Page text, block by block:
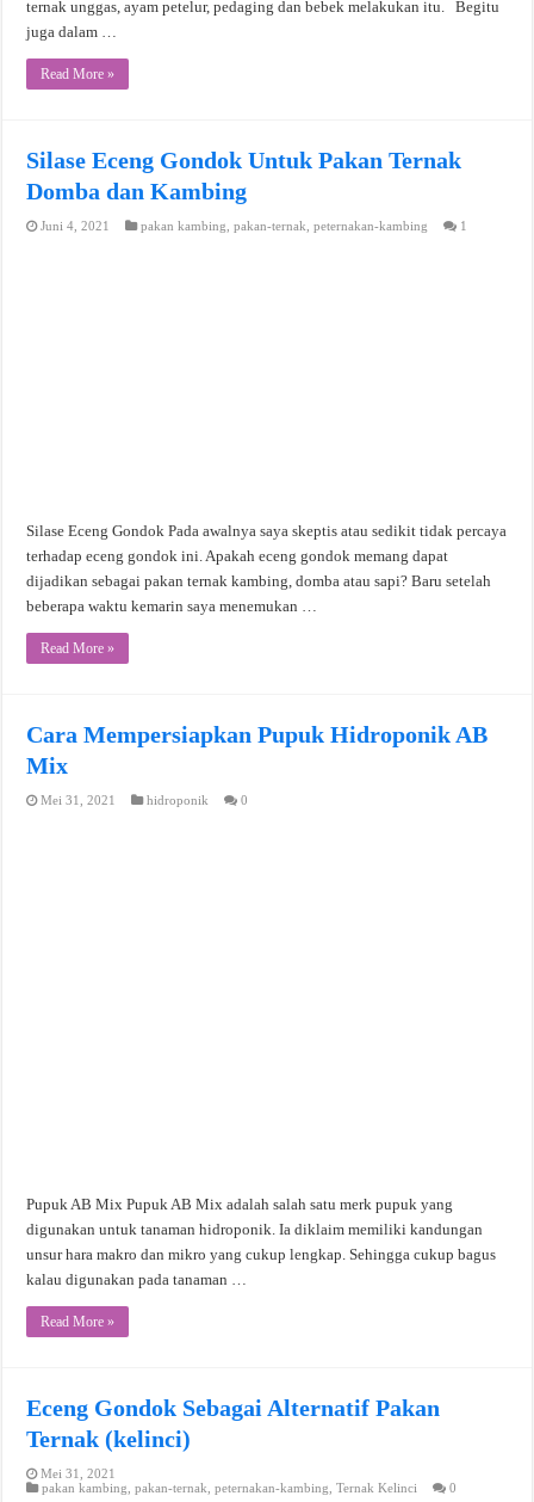
ternak unggas, ayam petelur, pedaging dan bebek melakukan itu. Begitu
juga dalam …
Read More »
Silase Eceng Gondok Untuk Pakan Ternak
Domba dan Kambing
Juni 4, 2021 pakan kambing ,pakan-ternak ,peternakan-kambing 1
Silase Eceng Gondok Pada awalnya saya skeptis atau sedikit tidak percaya
terhadap eceng gondok ini. Apakah eceng gondok memang dapat
dijadikan sebagai pakan ternak kambing, domba atau sapi? Baru setelah
beberapa waktu kemarin saya menemukan …
Read More »
Cara Mempersiapkan Pupuk Hidroponik AB
Mix
Mei 31, 2021 hidroponik 0
Pupuk AB Mix Pupuk AB Mix adalah salah satu merk pupuk yang
digunakan untuk tanaman hidroponik. Ia diklaim memiliki kandungan
unsur hara makro dan mikro yang cukup lengkap. Sehingga cukup bagus
kalau digunakan pada tanaman …
Read More »
Eceng Gondok Sebagai Alternatif Pakan
Ternak (kelinci)
Mei 31, 2021
pakan kambing ,pakan-ternak ,peternakan-kambing ,Ternak Kelinci 0